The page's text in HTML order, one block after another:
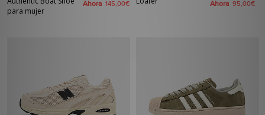
para mujer
Ahora 145,00€ Ahora 95,00€